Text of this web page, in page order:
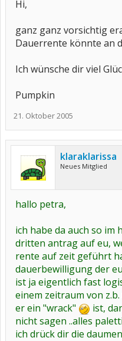
Hi,
ganz ganz vorsichtig
Dauerrente könnte an
Ich wünsche dir viel
Pumpkin
21. Oktober 2005
klaraklarissa
Neues Mitglied
hallo petra,
ich habe da auch so im
dritten antrag auf eu,
rente auf zeit geführt
dauerbewilligung der
ist ja eigentlich fast
einem zeitraum von
er ein "wrack"
ist,
nicht sagen ..alles
ich drück dir die